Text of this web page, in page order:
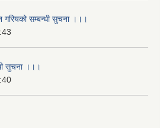
गरियको सम्बन्धी सुचना ।।।
सुचना ।।।